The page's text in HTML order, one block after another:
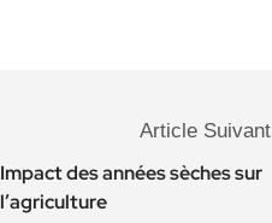
Article Suivant
Impact des années sèches sur
l’agriculture